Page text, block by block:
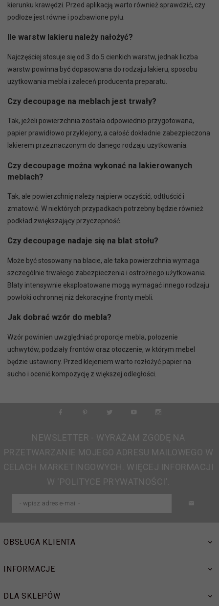
kierunku krawędzi. Przed aplikacją warto również sprawdzić, czy
podłoże jest równe i pozbawione pyłu.
Ile warstw lakieru należy nałożyć?
Najczęściej stosuje się od 3 do 5 cienkich warstw, jednak liczba
warstw powinna być dopasowana do rodzaju lakieru, sposobu
użytkowania mebla i zaleceń producenta preparatu.
Czy decoupage na meblach jest trwały?
Tak, jeżeli powierzchnia została odpowiednio przygotowana,
papier prawidłowo przyklejony, a całość dokładnie zabezpieczona
lakierem przeznaczonym do danego rodzaju użytkowania.
Czy decoupage można wykonać na lakierowanych
meblach?
Tak, ale powierzchnię należy najpierw oczyścić, odtłuścić i
zmatowić. W niektórych przypadkach potrzebny będzie również
podkład zwiększający przyczepność.
Czy decoupage nadaje się na blat stołu?
Może być stosowany na blacie, ale taka powierzchnia wymaga
szczególnie trwałego zabezpieczenia i ostrożnego użytkowania.
Blaty intensywnie eksploatowane mogą wymagać innego rodzaju
powłoki ochronnej niż dekoracyjne fronty mebli.
Jak dobrać wzór do mebla?
Wzór powinien uwzględniać proporcje mebla, położenie
uchwytów, podziały frontów oraz otoczenie, w którym mebel
będzie ustawiony. Przed klejeniem warto rozłożyć papier na
sucho i ocenić kompozycję z większej odległości.
NEWSLETTER - WYRAŻAM ZGODĘ NA
PRZETWARZANIE MOJEGO ADRESU MAILOWEGO W
CELACH MARKETINGOWYCH. WIĘCEJ INFORMACJI
W 'POLITYCE PRYWATNOŚCI'.
OBSŁUGA KLIENTA
INFORMACJE
DLA SKLEPÓW